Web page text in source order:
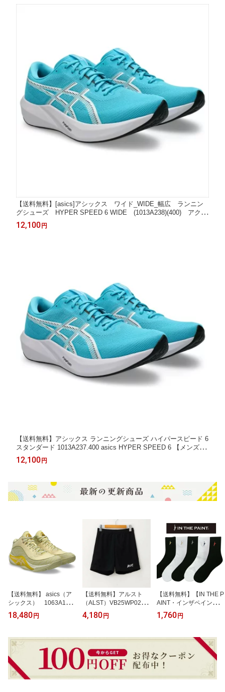
【送料無料】[asics]アシックス ワイド_WIDE_幅広 ランニン
グシューズ HYPER SPEED 6 WIDE (1013A238)(400) アクア
リウム/ホワイト 靴 シューズ スニーカー
12,100円
【送料無料】アシックス ランニングシューズ ハイパースピード 6
スタンダード 1013A237.400 asics HYPER SPEED 6 【メンズ】
【レディース】
12,100円
【送料無料】 asics（ア
シックス） 1063A104
751 バスケットボー
ル シューズ UNPRE
TANDARD
18,480 円
【送料無料】アルスト
（ALST）VB25WP02
レディースバレーパンツ
new model レギュラー
4,180 円
【送料無料】【IN THE P
AINT・インザペイント】
定番カラー ソックス
チーム対応 お揃い チー
バスケ ユニセックス I
TP730A ITP25730
1,760 円